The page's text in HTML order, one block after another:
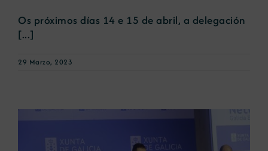
Os próximos días 14 e 15 de abril, a delegación
[...]
29 Marzo, 2023